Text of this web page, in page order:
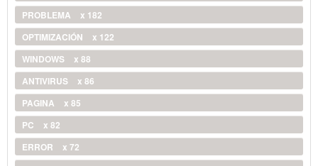
PROBLEMA
x 182
OPTIMIZACIÓN
x 122
WINDOWS
x 88
ANTIVIRUS
x 86
PAGINA
x 85
PC
x 82
ERROR
x 72